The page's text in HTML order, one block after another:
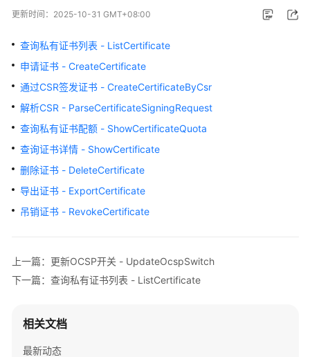
动
务
公
告
产
品
介
绍
计
明
快
入
更新时间： 2025-10-31 GMT+08:00
查询私有证书列表 - ListCertificate
申请证书 - CreateCertificate
通过CSR签发证书 - CreateCertificateByCsr
解析CSR - ParseCertificateSigningRequest
查询私有证书配额 - ShowCertificateQuota
查询证书详情 - ShowCertificate
删除证书 - DeleteCertificate
导出证书 - ExportCertificate
吊销证书 - RevokeCertificate
上一篇：更新OCSP开关 - UpdateOcspSwitch
下一篇：查询私有证书列表 - ListCertificate
相关文档
最新动态